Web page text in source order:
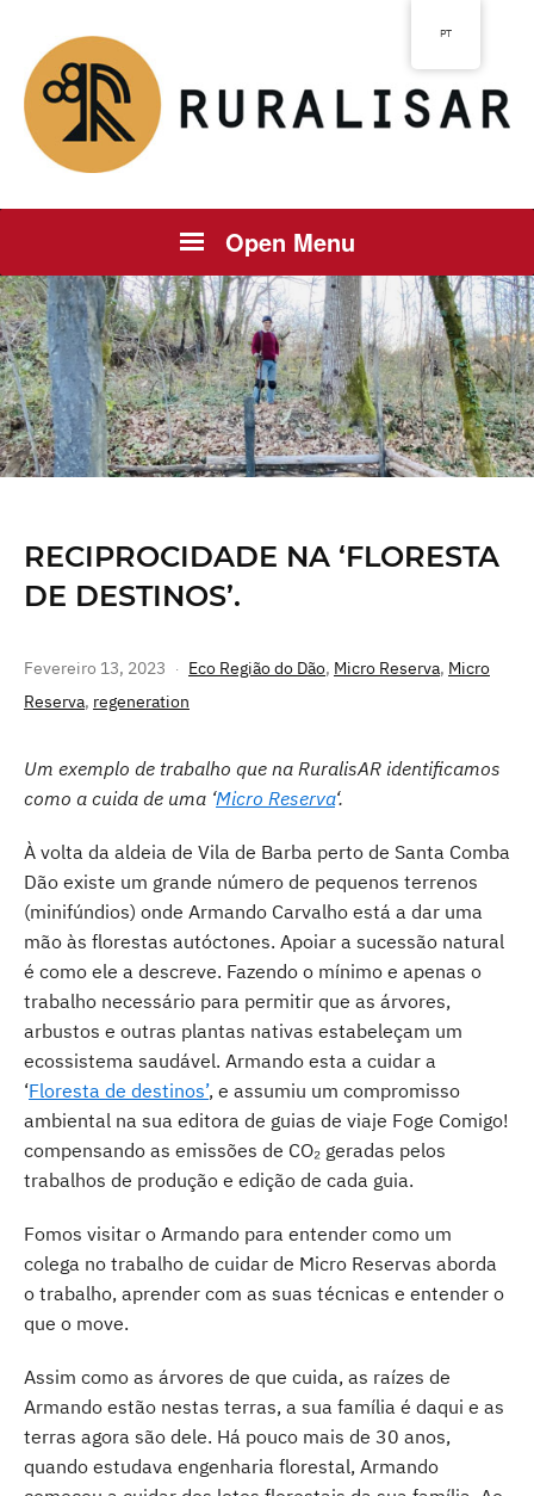
Open Menu
RECIPROCIDADE NA ‘FLORESTA
DE DESTINOS’.
Fevereiro 13, 2023 Eco Região do Dão, Micro Reserva, Micro
Reserva, regeneration
Um exemplo de trabalho que na RuralisAR identificamos
como a cuida de uma ‘Micro Reserva‘.
À volta da aldeia de Vila de Barba perto de Santa Comba
Dão existe um grande número de pequenos terrenos
(minifúndios) onde Armando Carvalho está a dar uma
mão às florestas autóctones. Apoiar a sucessão natural
é como ele a descreve. Fazendo o mínimo e apenas o
trabalho necessário para permitir que as árvores,
arbustos e outras plantas nativas estabeleçam um
ecossistema saudável. Armando esta a cuidar a
‘Floresta de destinos’, e assumiu um compromisso
ambiental na sua editora de guias de viaje Foge Comigo!
compensando as emissões de CO₂ geradas pelos
trabalhos de produção e edição de cada guia.
Fomos visitar o Armando para entender como um
colega no trabalho de cuidar de Micro Reservas aborda
o trabalho, aprender com as suas técnicas e entender o
que o move.
Assim como as árvores de que cuida, as raízes de
Armando estão nestas terras, a sua família é daqui e as
terras agora são dele. Há pouco mais de 30 anos,
quando estudava engenharia florestal, Armando
PT